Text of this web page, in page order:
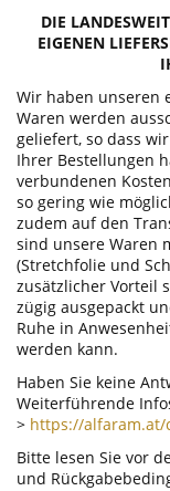
DIE
EIGENEN
Wir haben unseren
Waren werden
geliefert, so dass
Ihrer Bestellungen
verbundenen
so gering wie
zudem auf den
sind unsere Waren
(Stretchfolie und
zusätzlicher Vorteil
zügig ausgepackt
Ruhe in
werden kann.
Haben Sie keine
Weiterführende
> https://alfaram.at/
Bitte lesen Sie vor
und